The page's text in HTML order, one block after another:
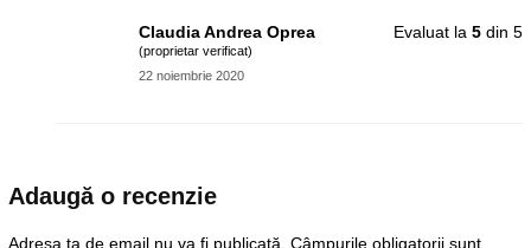
Evaluat la 5 din 5
Claudia Andrea Oprea
(proprietar verificat)
22 noiembrie 2020
Adaugă o recenzie
Adresa ta de email nu va fi publicată. Câmpurile obligatorii sunt